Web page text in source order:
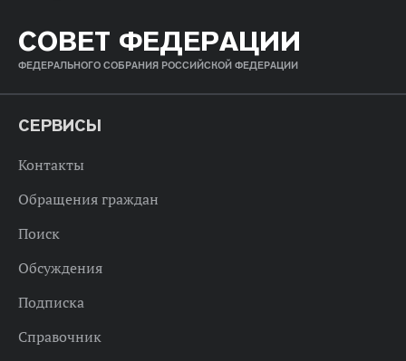
СОВЕТ ФЕДЕРАЦИИ
ФЕДЕРАЛЬНОГО СОБРАНИЯ РОССИЙСКОЙ ФЕДЕРАЦИИ
СЕРВИСЫ
Контакты
Обращения граждан
Поиск
Обсуждения
Подписка
Справочник